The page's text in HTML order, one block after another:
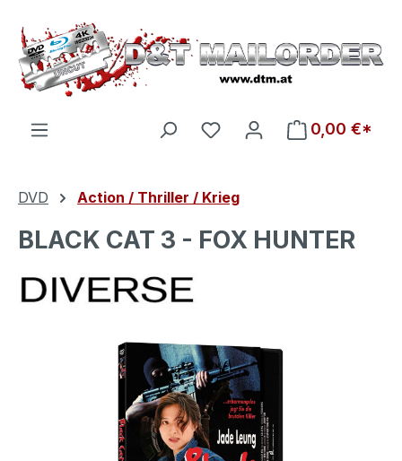
Zum Hauptinhalt springen
Du hast 0 Produkte auf
0,00 €*
DVD Action / Thriller / Krieg
BLACK CAT 3 - FOX HUNTER
Bildergalerie überspringen